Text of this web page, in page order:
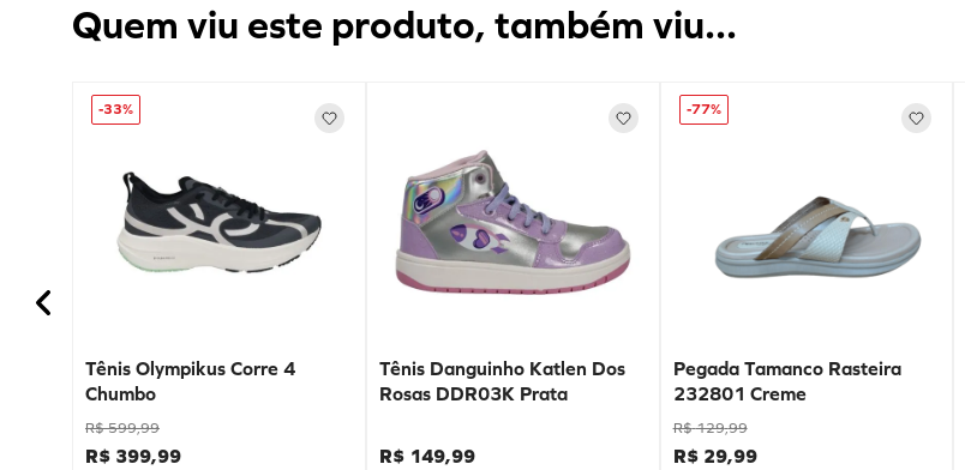
Quem viu este produto, também viu...
-33%
Tênis Olympikus Corre 4
Chumbo
R$ 599,99
R$ 399,99
Tênis Danguinho Katlen Dos
Rosas DDR03K Prata
R$ 149,99
-77%
Pegada Tamanco Rasteira
232801 Creme
R$ 129,99
R$ 29,99